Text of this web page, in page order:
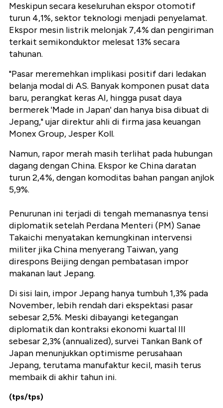
Meskipun secara keseluruhan ekspor otomotif
turun 4,1%, sektor teknologi menjadi penyelamat.
Ekspor mesin listrik melonjak 7,4% dan pengiriman
terkait semikonduktor melesat 13% secara
tahunan.
"Pasar meremehkan implikasi positif dari ledakan
belanja modal di AS. Banyak komponen pusat data
baru, perangkat keras AI, hingga pusat daya
bermerek 'Made in Japan' dan hanya bisa dibuat di
Jepang," ujar direktur ahli di firma jasa keuangan
Monex Group,Jesper Koll.
Namun, rapor merah masih terlihat pada hubungan
dagang dengan China. Ekspor ke China daratan
turun 2,4%, dengan komoditas bahan pangan anjlok
5,9%.
Penurunan ini terjadi di tengah memanasnya tensi
diplomatik setelah Perdana Menteri (PM) Sanae
Takaichi menyatakan kemungkinan intervensi
militer jika China menyerang Taiwan, yang
direspons Beijing dengan pembatasan impor
makanan laut Jepang.
Di sisi lain, impor Jepang hanya tumbuh 1,3% pada
November, lebih rendah dari ekspektasi pasar
sebesar 2,5%. Meski dibayangi ketegangan
diplomatik dan kontraksi ekonomi kuartal III
sebesar 2,3% (annualized), survei Tankan Bank of
Japan menunjukkan optimisme perusahaan
Jepang, terutama manufaktur kecil, masih terus
membaik di akhir tahun ini.
(tps/tps)